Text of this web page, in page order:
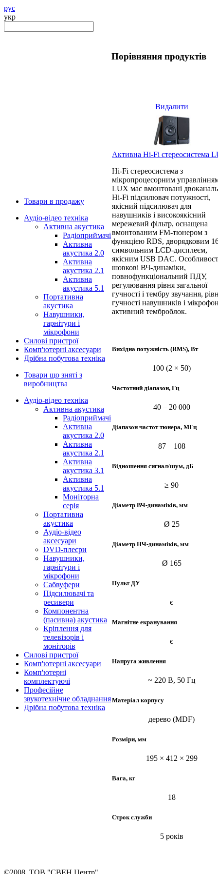
рус
укр
Товари в продажу
Аудіо-відео техніка
Активна акустика
Радіоприймачі
Активна
акустика 2.0
Активна
акустика 2.1
Активна
акустика 5.1
Портативна
акустика
Навушники,
гарнітури і
мікрофони
Силові пристрої
Комп'ютерні аксесуари
Дрібна побутова техніка
Товари що зняті з
виробництва
Аудіо-відео техніка
Активна акустика
Радіоприймачі
Активна
акустика 2.0
Активна
акустика 2.1
Активна
акустика 3.1
Активна
акустика 5.1
Моніторна
серія
Портативна
акустика
Аудіо-відео
аксесуари
DVD-плеєри
Навушники,
гарнітури і
мікрофони
Сабвуфери
Підсилювачі та
ресивери
Компонентна
(пасивна) акустика
Кріплення для
телевізорів і
моніторів
Силові пристрої
Комп'ютерні аксесуари
Комп'ютерні
комплектуючі
Професійне
звукотехнічне обладнання
Дрібна побутова техніка
Порівняння продуктів
Видалити
Активна Hi-Fi стереосистема
Hi-Fi стереосистема з
мікропроцесорним
LUX має вмонтовані
Hi-Fi підсилювач потужності,
якісний підсилювач для
навушників і високоякісний
мережевий фільтр, оснащена
вмонтованим FM-тюнером з
функцією RDS, дворядковим
символьним LCD-дисплеєм,
якісним USB DAC.
шовкові ВЧ-динаміки,
повнофункціональний ПДУ,
регулювання рівня загальної
гучності і тембру звучання,
гучності навушників і
активний темброблок.
Вихідна потужність (RMS), Вт
100 (2 × 50)
Частотний діапазон, Гц
40 – ­20 000
Діапазон частот тюнера, МГц
87 – ­108
Відношення сигнал/шум, дБ
≥ 90
Діаметр ВЧ-динаміків, мм
Ø 25
Діаметр НЧ-динаміків, мм
Ø 165
Пульт ДУ
є
Магнітне екранування
є
Напруга живлення
~ 220 В, 50 Гц
Матеріал корпусу
дерево (MDF)
Розміри, мм
195 × 412 × 299
Вага, кг
18
Строк служби
5 років
©2008, ТОВ "СВЕН Центр"